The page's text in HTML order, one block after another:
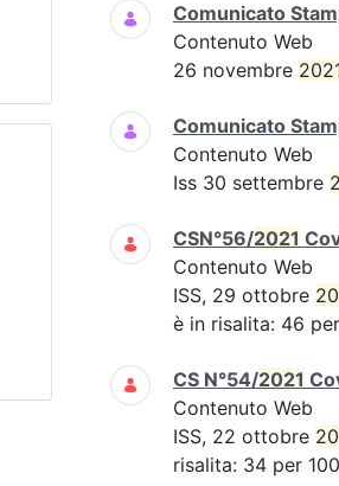
Comunicato
Contenuto Web
26 novembre
Comunicato
Contenuto Web
Iss 30 settembre
CSN°56/2021
Contenuto Web
ISS, 29 ottobre
è in risalita: 46
CS N°54/2021
Contenuto Web
ISS, 22 ottobre
risalita: 34 per